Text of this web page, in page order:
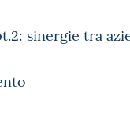
sinergie tra